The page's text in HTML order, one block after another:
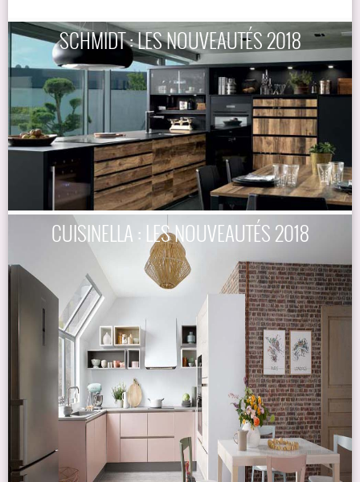
SCHMIDT : LES NOUVEAUTÉS 2018
CUISINELLA : LES NOUVEAUTÉS 2018